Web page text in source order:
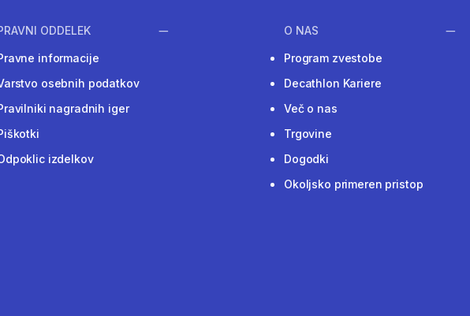
ODDELEK
informacije
osebnih podatkov
nagradnih iger
izdelkov
O NAS
Program zvestobe
Decathlon Kariere
Več o nas
Trgovine
Dogodki
Okoljsko primeren pristop